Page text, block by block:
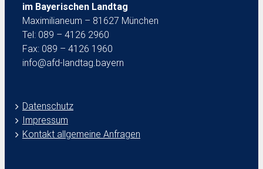
im Bayerischen Landtag
Maximilianeum – 81627 München
Tel: 089 – 4126 2960
Fax: 089 – 4126 1960
info@afd-landtag.bayern
Datenschutz
Impressum
Kontakt allgemeine Anfragen